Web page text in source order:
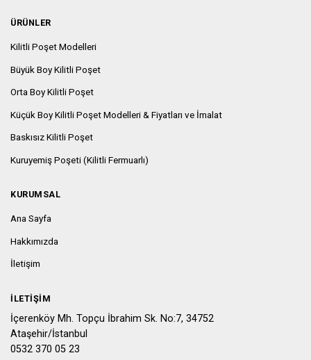
ÜRÜNLER
Kilitli Poşet Modelleri
Büyük Boy Kilitli Poşet
Orta Boy Kilitli Poşet
Küçük Boy Kilitli Poşet Modelleri & Fiyatları ve İmalat
Baskısız Kilitli Poşet
Kuruyemiş Poşeti (Kilitli Fermuarlı)
KURUMSAL
Ana Sayfa
Hakkımızda
İletişim
İLETIŞIM
İçerenköy Mh. Topçu İbrahim Sk. No:7, 34752
Ataşehir/İstanbul
0532 370 05 23